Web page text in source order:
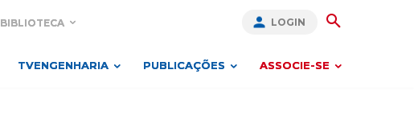
BIBLIOTECA LOGIN
TVENGENHARIA PUBLICAÇÕES ASSOCIE-SE